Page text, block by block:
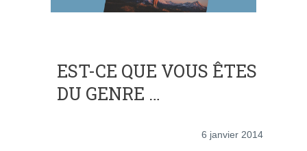
EST-CE QUE VOUS ÊTES
DU GENRE …
6 janvier 2014